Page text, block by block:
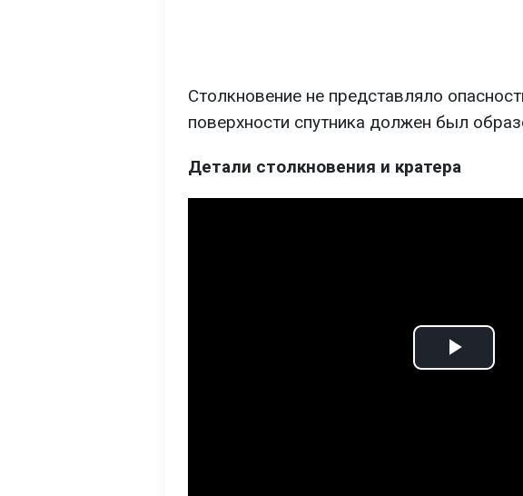
Столкновение не представляло
поверхности спутника должен был
Детали столкновения и кратера
Play